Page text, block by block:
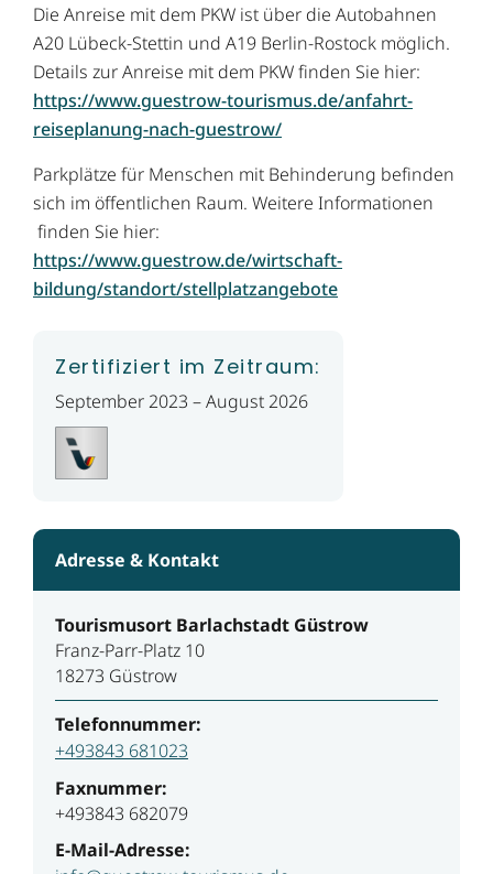
Die Anreise mit dem PKW ist über die Autobahnen
A20 Lübeck-Stettin und A19 Berlin-Rostock möglich.
Details zur Anreise mit dem PKW finden Sie hier:
https://www.guestrow-tourismus.de/anfahrt-
reiseplanung-nach-guestrow/
Parkplätze für Menschen mit Behinderung befinden
sich im öffentlichen Raum. Weitere Informationen
finden Sie hier:
https://www.guestrow.de/wirtschaft-
bildung/standort/stellplatzangebote
Zertifiziert im Zeitraum:
September 2023 – August 2026
Adresse & Kontakt
Tourismusort Barlachstadt Güstrow
Franz-Parr-Platz 10
18273 Güstrow
Telefonnummer:
+493843 681023
Faxnummer:
+493843 682079
E-Mail-Adresse: